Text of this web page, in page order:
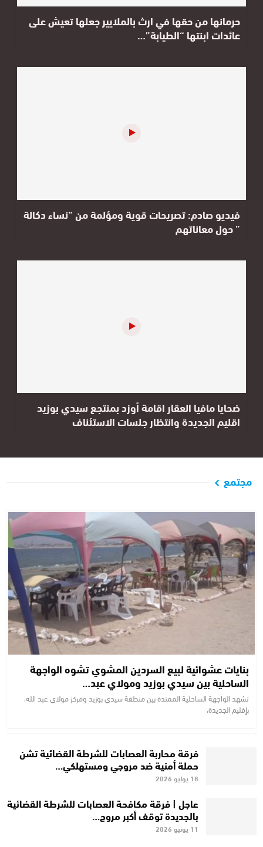
حرمانها من حقها في ارث بالملايير جعلها تعيش على
عائدات ابنتها “الطيابة”…
فيديو صادم: تصريحات قوية ومؤلمة من “نساء دكالة
” حول معاناتهم
ضحايا مافيا العقار اقامة أوزد بمنتجع سيدي بوزيد
اقليم الجديدة وانتظار جلسات الاستئناف
مجتمع
بنايات عشوائية لبيع السردين المشوي تشوه الواجهة
الساحلية بين سيدي بوزيد ومولاي عبد…
تشهد الواجهة الساحلية الممتدة بين منطقة سيدي بوزيد ومركز مولاي عبد الله،
بإقليم الجديدة،
فرقة محاربة العصابات للشرطة القضائية تشن
حملة أمنية ضد مروجي ومستهلكي…
18 يوليو 2026
عاجل | فرقة مكافحة العصابات للشرطة القضائية
بالجديدة توقف أكبر مروج…
11 يونيو 2026